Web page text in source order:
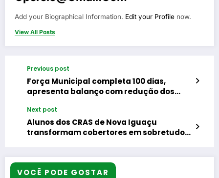
Add your Biographical Information. Edit your Profile now.
View All Posts
Previous post
Força Municipal completa 100 dias,
apresenta balanço com redução dos
início da atuação na Barra da Tijuca
Next post
Alunos dos CRAS de Nova Iguaçu
transformam cobertores em sobretudos
VOCÊ PODE GOSTAR